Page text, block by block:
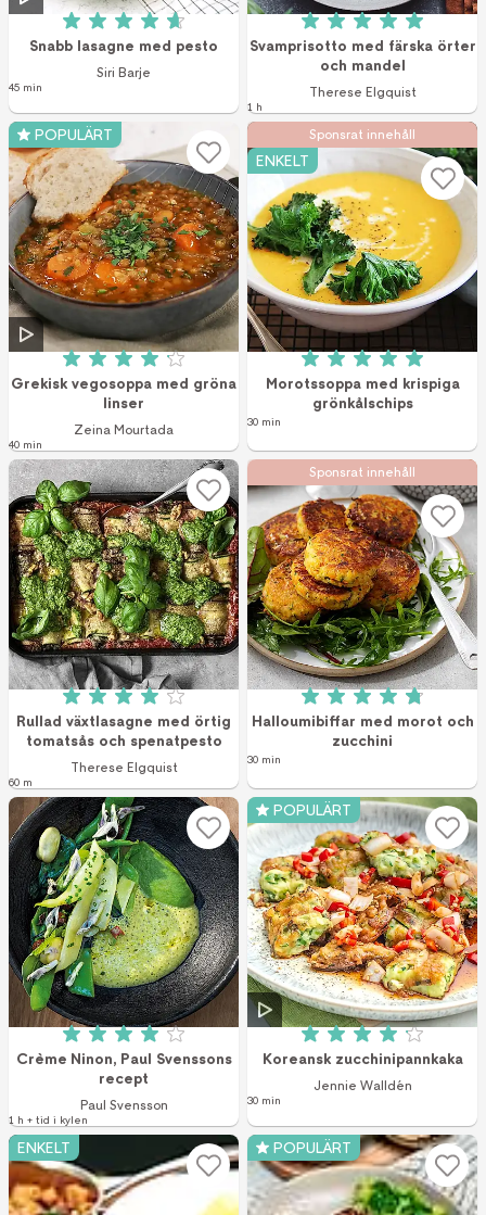
Betyg: 4.7 av 5 (23 röster)
Snabb lasagne med pesto
Siri Barje
45 min
Betyg: 5 av 5 (1
Svamprisotto med färska örter
och mandel
Therese Elgquist
1 h
POPULÄRT
Betyg: 4.1 av 5 (223 röster)
Grekisk vegosoppa med gröna
linser
Zeina Mourtada
40 min
Sponsrat innehåll
ENKELT
Betyg: 5 av 5 (7
Morotssoppa med krispiga
grönkålschips
30 min
Betyg: 4 av 5 (21 röster)
Rullad växtlasagne med örtig
tomatsås och spenatpesto
Therese Elgquist
60 m
Sponsrat innehåll
Betyg: 4.8 av 5
Halloumibiffar med morot och
zucchini
30 min
Betyg: 4 av 5 (4 röster)
Crème Ninon, Paul Svenssons
recept
Paul Svensson
1 h + tid i kylen
POPULÄRT
Betyg: 4.1 av 5
Koreansk zucchinipannkaka
Jennie Walldén
30 min
ENKELT POPULÄRT